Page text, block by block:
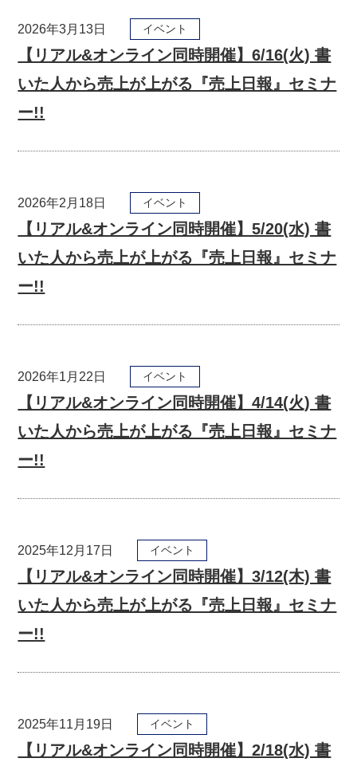
2026年3月13日 イベント
【リアル&オンライン同時開催】6/16(火) 書
いた人から売上が上がる『売上日報』セミナ
ー!!
2026年2月18日 イベント
【リアル&オンライン同時開催】5/20(水) 書
いた人から売上が上がる『売上日報』セミナ
ー!!
2026年1月22日 イベント
【リアル&オンライン同時開催】4/14(火) 書
いた人から売上が上がる『売上日報』セミナ
ー!!
2025年12月17日 イベント
【リアル&オンライン同時開催】3/12(木) 書
いた人から売上が上がる『売上日報』セミナ
ー!!
2025年11月19日 イベント
【リアル&オンライン同時開催】2/18(水) 書